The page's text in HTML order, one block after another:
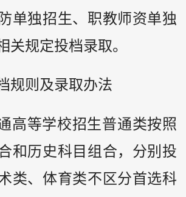
单独招生、职教师资单独
关规定投档录取。
规则及录取办法
高等学校招生普通类按照
和历史科目组合，分别投
类、体育类不区分首选科